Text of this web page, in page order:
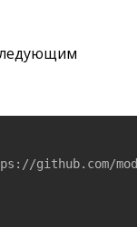
github.com/